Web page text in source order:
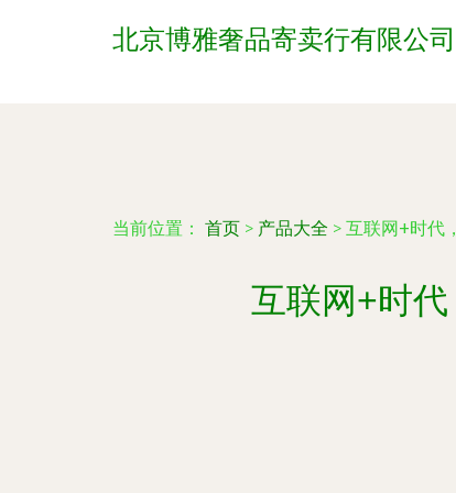
北京博雅奢品寄卖行有限公司
当前位置： 首页 > 产品大全 > 互联网+时代
互联网+时